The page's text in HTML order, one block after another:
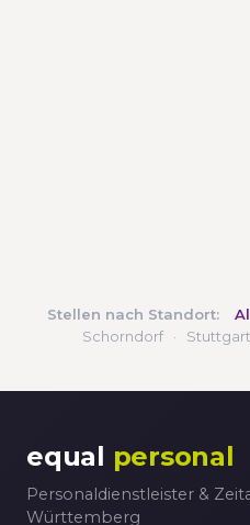
Stellen nach Standort:
Schorndorf
· Stuttgart
equal personal
Personaldienstleister &
Württemberg